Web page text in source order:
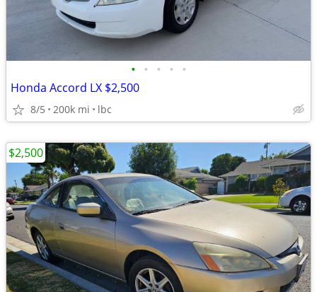
• • • • •
Honda Accord LX $2,500
8/5 200k mi lbc
$2,500